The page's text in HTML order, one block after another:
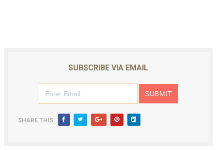
SUBSCRIBE VIA EMAIL
SHARE THIS: